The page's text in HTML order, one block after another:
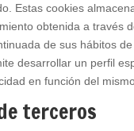
Estas cookies
obtenida a través
de sus hábitos de
desarrollar un perfil
en función del
terceros